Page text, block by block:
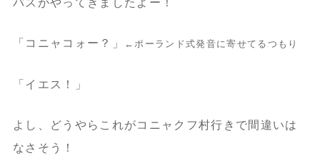
「コニャコォー？」 ←ポーランド式発音に寄せてるつもり
「イエス！」
よし、どうやらこれがコニャクフ村行きで間違いは
なさそう！